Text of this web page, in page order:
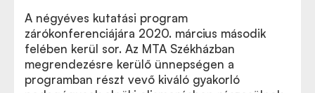
A négyéves kutatási program
zárókonferenciájára 2020. március második
felében kerül sor. Az MTA Székházban
megrendezésre kerülő ünnepségen a
programban részt vevő kiváló gyakorló